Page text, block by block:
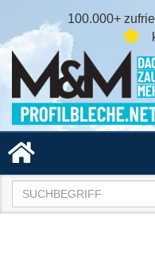
100.000+